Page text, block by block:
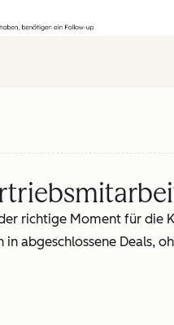
richtige Moment für die
abgeschlossene Deals,